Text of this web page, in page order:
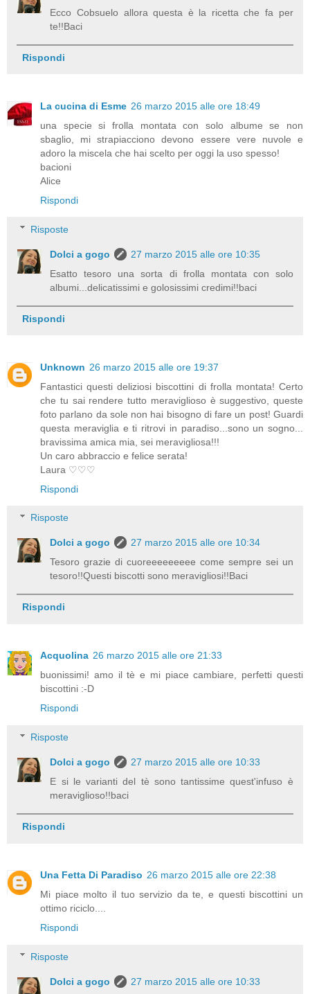
Ecco Cobsuelo allora questa è la ricetta che fa per
te!!Baci
Rispondi
La cucina di Esme 26 marzo 2015 alle ore 18:49
una specie si frolla montata con solo albume se non
sbaglio, mi strapiacciono devono essere vere nuvole e
adoro la miscela che hai scelto per oggi la uso spesso!
bacioni
Alice
Rispondi
Risposte
Dolci a gogo
27 marzo 2015 alle ore 10:35
Esatto tesoro una sorta di frolla montata con solo
albumi...delicatissimi e golosissimi credimi!!baci
Rispondi
Unknown 26 marzo 2015 alle ore 19:37
Fantastici questi deliziosi biscottini di frolla montata! Certo
che tu sai rendere tutto meraviglioso è suggestivo, queste
foto parlano da sole non hai bisogno di fare un post! Guardi
questa meraviglia e ti ritrovi in paradiso...sono un sogno...
bravissima amica mia, sei meravigliosa!!!
Un caro abbraccio e felice serata!
Laura ♡♡♡
Rispondi
Risposte
Dolci a gogo
27 marzo 2015 alle ore 10:34
Tesoro grazie di cuoreeeeeeeee come sempre sei un
tesoro!!Questi biscotti sono meravigliosi!!Baci
Rispondi
Acquolina 26 marzo 2015 alle ore 21:33
buonissimi! amo il tè e mi piace cambiare, perfetti questi
biscottini :-D
Rispondi
Risposte
Dolci a gogo
27 marzo 2015 alle ore 10:33
E si le varianti del tè sono tantissime quest'infuso è
meraviglioso!!baci
Rispondi
Una Fetta Di Paradiso 26 marzo 2015 alle ore 22:38
Mi piace molto il tuo servizio da te, e questi biscottini un
ottimo riciclo....
Rispondi
Risposte
Dolci a gogo
27 marzo 2015 alle ore 10:33